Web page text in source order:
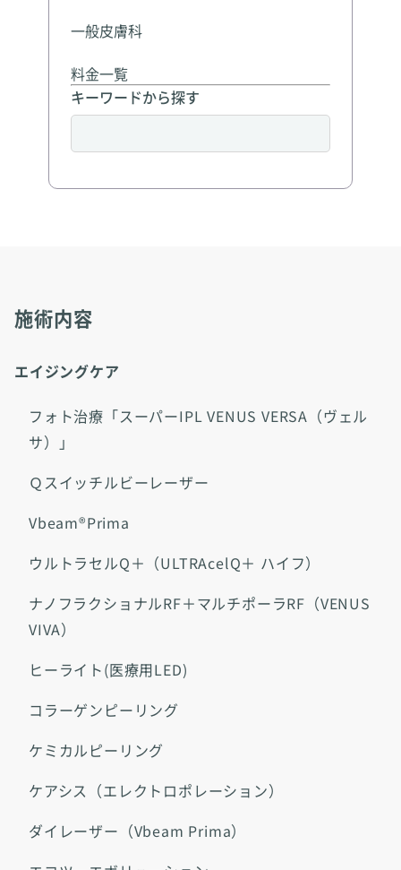
一般皮膚科
料金一覧
キーワードから探す
施術内容
エイジングケア
フォト治療「スーパーIPL VENUS VERSA（ヴェル
サ）」
Ｑスイッチルビーレーザー
Vbeam®Prima
ウルトラセルQ＋（ULTRAcelQ＋ ハイフ）
ナノフラクショナルRF＋マルチポーラRF（VENUS
VIVA）
ヒーライト(医療用LED)
コラーゲンピーリング
ケミカルピーリング
ケアシス（エレクトロポレーション）
ダイレーザー（Vbeam Prima）